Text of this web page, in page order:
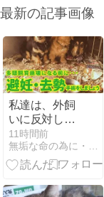
最新の記事画像
私達は、外飼
いに反対して
います❗️ ペッ
ト里親会！ と
戦争 動ぶつ達
った！
11時間前
無垢な命の為に・・・